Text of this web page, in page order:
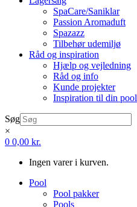
SpaCare/Saniklar
Passion Aromaduft
Spazazz
Tilbehør udemiljø
Råd og inspiration
Hjælp og vejledning
Råd og info
Kunde projekter
Inspiration til din
Søg
×
0 0,00 kr.
Ingen varer i kurven.
Pool
Pool pakker
Pools